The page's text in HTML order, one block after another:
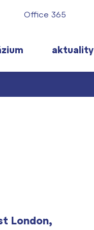
aktuality
Office 365
London,